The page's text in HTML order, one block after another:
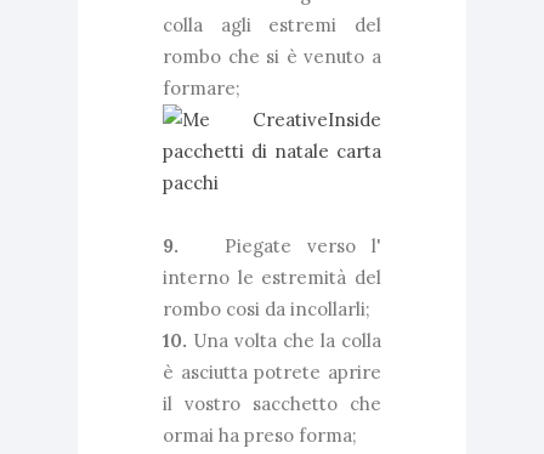
colla agli estremi del
rombo che si è venuto a
formare;
9. Piegate verso l'
interno le estremità del
rombo cosi da incollarli;
10. Una volta che la colla
è asciutta potrete aprire
il vostro sacchetto che
ormai ha preso forma;